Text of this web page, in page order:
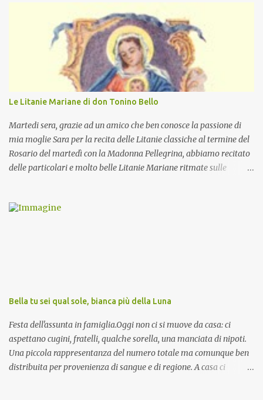
Le Litanie Mariane di don Tonino Bello
Martedi sera, grazie ad un amico che ben conosce la passione di
mia moglie Sara per la recita delle Litanie classiche al termine del
Rosario del martedì con la Madonna Pellegrina, abbiamo recitato
delle particolari e molto belle Litanie Mariane ritmate sulle
preghiera.
Bella tu sei qual sole, bianca più della Luna
Festa dell'assunta in famiglia.Oggi non ci si muove da casa: ci
aspettano cugini, fratelli, qualche sorella, una manciata di nipoti.
Una piccola rappresentanza del numero totale ma comunque ben
distribuita per provenienza di sangue e di regione. A casa ci